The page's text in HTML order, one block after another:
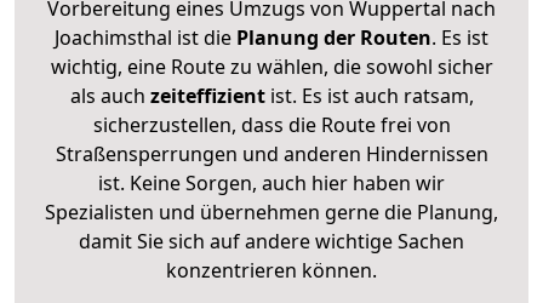
Vorbereitung eines Umzugs von Wuppertal nach
Joachimsthal ist die Planung der Routen. Es ist
wichtig, eine Route zu wählen, die sowohl sicher
als auch zeiteffizientist. Es ist auch ratsam,
sicherzustellen, dass die Route frei von
Straßensperrungen und anderen Hindernissen
ist. Keine Sorgen, auch hier haben wir
Spezialisten und übernehmen gerne die Planung,
damit Sie sich auf andere wichtige Sachen
konzentrieren können.